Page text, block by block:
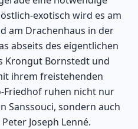
exotisch wird es am
am Drachenhaus in der
abseits des eigentlichen
Krongut Bornstedt und
ihrem freistehenden
Friedhof ruhen nicht nur
Sanssouci, sondern auch
Joseph Lenné.